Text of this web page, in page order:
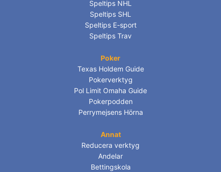
Speltips NHL
Speltips SHL
Speltips E-sport
Speltips Trav
Poker
Texas Holdem Guide
Pokerverktyg
Pol Limit Omaha Guide
Pokerpodden
Perrymejsens Hörna
Annat
Reducera verktyg
Andelar
Bettingskola